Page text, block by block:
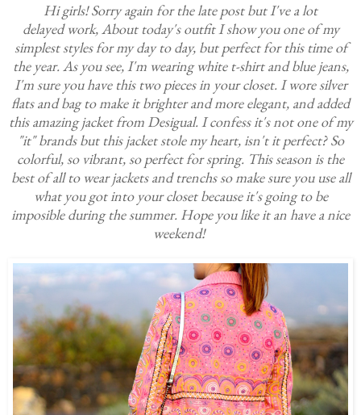
Hi girls! Sorry again for the late post but I've a lot
delayed work, About today's outfit I show you one of my
simplest styles for my day to day, but perfect for this time of
the year. As you see, I'm wearing white t-shirt and blue jeans,
I'm sure you have this two pieces in your closet. I wore silver
flats and bag to make it brighter and more elegant, and added
this amazing jacket from Desigual. I confess it's not one of my
"it" brands but this jacket stole my heart, isn't it perfect? So
colorful, so vibrant, so perfect for spring. This season is the
best of all to wear jackets and trenchs so make sure you use all
what you got into your closet because it's going to be
imposible during the summer. Hope you like it an have a nice
weekend!